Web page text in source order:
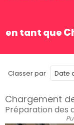
en tant que
Classer par
Chargement
Préparation des